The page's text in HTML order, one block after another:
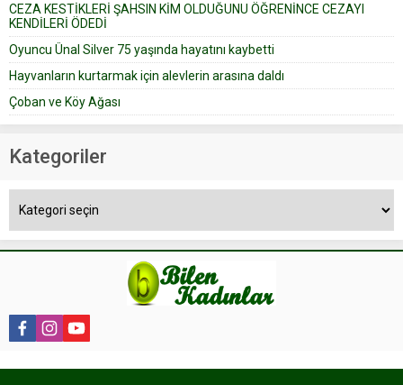
CEZA KESTİKLERİ ŞAHSIN KİM OLDUĞUNU ÖĞRENİNCE CEZAYI
KENDİLERİ ÖDEDİ
Oyuncu Ünal Silver 75 yaşında hayatını kaybetti
Hayvanların kurtarmak için alevlerin arasına daldı
Çoban ve Köy Ağası
Kategoriler